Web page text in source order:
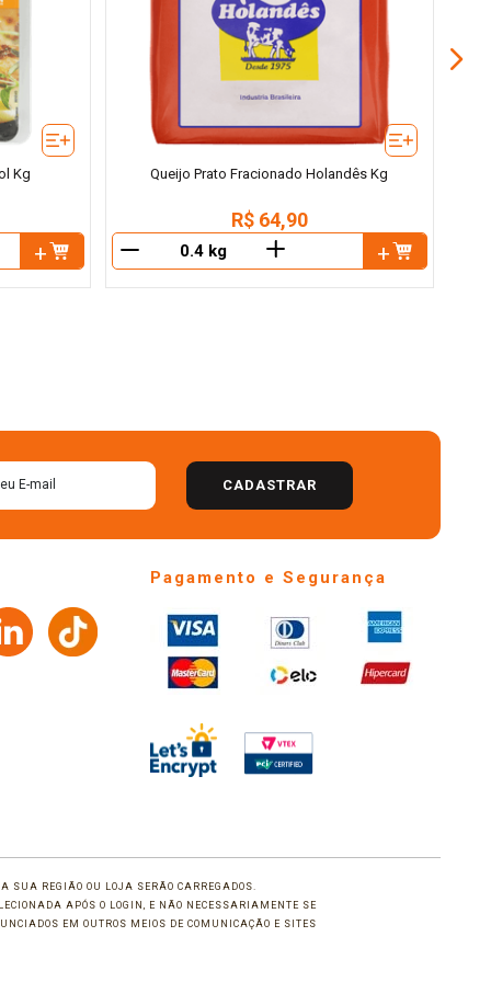
Kg Queijo Prato Fracionado Holandês Kg
R$ 64,90
＋
CADASTRAR
Pagamento e Segurança
SUA REGIÃO OU LOJA SERÃO CARREGADOS.
APÓS O LOGIN, E NÃO NECESSARIAMENTE SE
EM OUTROS MEIOS DE COMUNICAÇÃO E SITES